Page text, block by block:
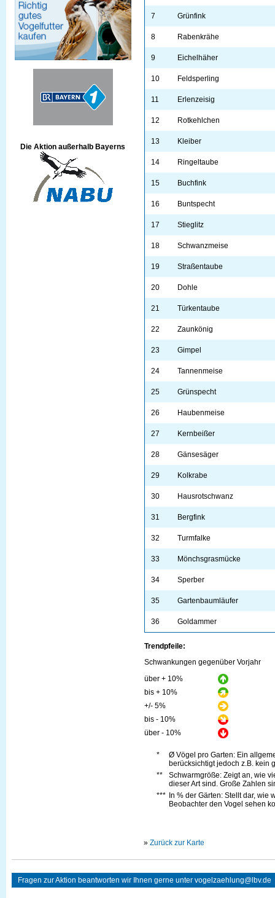
Die Aktion außerhalb Bayerns
7 Grünfink
8 Rabenkrähe
9 Eichelhäher
10 Feldsperling
11 Erlenzeisig
12 Rotkehlchen
13 Kleiber
14 Ringeltaube
15 Buchfink
16 Buntspecht
17 Stieglitz
18 Schwanzmeise
19 Straßentaube
20 Dohle
21 Türkentaube
22 Zaunkönig
23 Gimpel
24 Tannenmeise
25 Grünspecht
26 Haubenmeise
27 Kernbeißer
28 Gänsesäger
29 Kolkrabe
30 Hausrotschwanz
31 Bergfink
32 Turmfalke
33 Mönchsgrasmücke
34 Sperber
35 Gartenbaumläufer
36 Goldammer
Trendpfeile:
Schwankungen gegenüber Vorjahr
über + 10%
bis + 10%
+/- 5%
bis - 10%
über - 10%
*
Ø Vögel pro Garten: Ein
berücksichtigt jedoch z.B. kein
**
Schwarmgröße: Zeigt an, wie
dieser Art sind. Große Zahlen
*** In % der Gärten: Stellt dar,
Beobachter den Vogel sehen
» Zurück zur Karte
Fragen zur Aktion beantworten wir Ihnen gerne unter vogelzaehlung@lbv.de